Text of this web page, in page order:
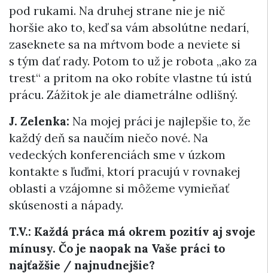
pod rukami. Na druhej strane nie je nič
horšie ako to, keď sa vám absolútne nedarí,
zaseknete sa na mŕtvom bode a neviete si
s tým dať rady. Potom to už je robota „ako za
trest“ a pritom na oko robíte vlastne tú istú
prácu. Zážitok je ale diametrálne odlišný.
J. Zelenka: Na mojej práci je najlepšie to, že
každý deň sa naučím niečo nové. Na
vedeckých konferenciách sme v úzkom
kontakte s ľuďmi, ktorí pracujú v rovnakej
oblasti a vzájomne si môžeme vymieňať
skúsenosti a nápady.
T.V.: Každá práca má okrem pozitív aj svoje
mínusy. Čo je naopak na Vaše práci to
najťažšie / najnudnejšie?